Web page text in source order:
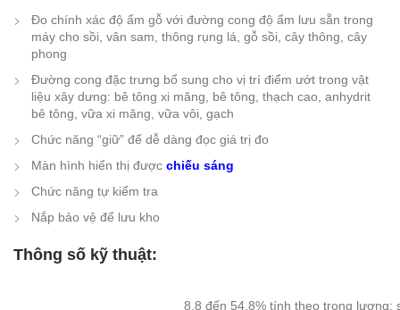
Đo chính xác độ ẩm gỗ với đường cong độ ẩm lưu sẵn trong
máy cho sồi, vân sam, thông rụng lá, gỗ sồi, cây thông, cây
phong
Đường cong đặc trưng bổ sung cho vị trí điểm ướt trong vật
liệu xây dưng: bê tông xi măng, bê tông, thạch cao, anhydrit
bê tông, vữa xi măng, vữa vôi, gạch
Chức năng “giữ” để dễ dàng đọc giá trị đo
Màn hình hiển thị được chiếu sáng
Chức năng tự kiểm tra
Nắp bảo vệ để lưu kho
Thông số kỹ thuật:
8,8 đến 54,8% tính theo trọng lượng;